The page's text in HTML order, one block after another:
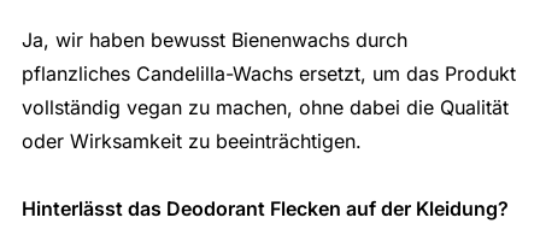
Ja, wir haben bewusst Bienenwachs durch
pflanzliches Candelilla-Wachs ersetzt, um das Produkt
vollständig vegan zu machen, ohne dabei die Qualität
oder Wirksamkeit zu beeinträchtigen.
Hinterlässt das Deodorant Flecken auf der Kleidung?